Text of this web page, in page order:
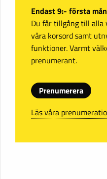
Endast 9:- första
Du får tillgång till alla
våra korsord samt
funktioner. Varmt
prenumerant.
Prenumerera
Läs våra